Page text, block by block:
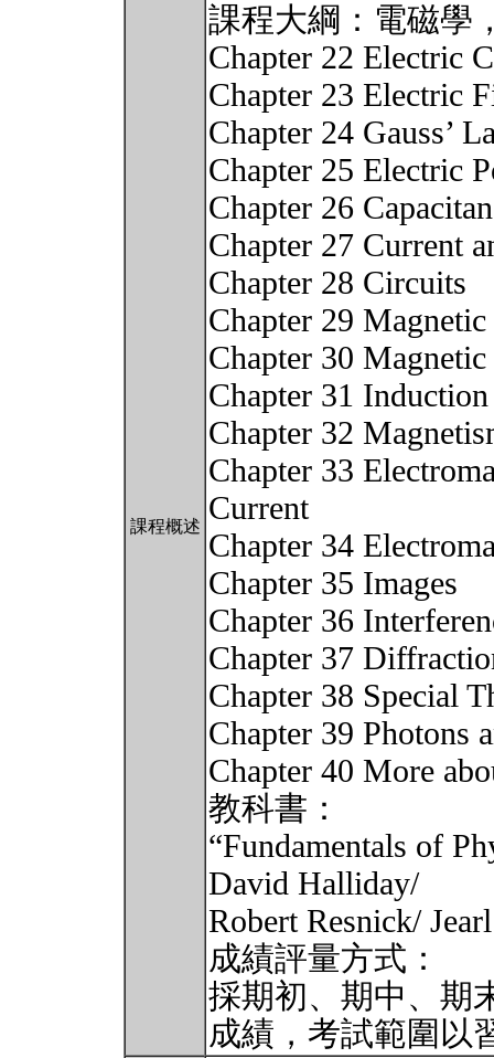
課程概述
課程大綱：電磁學
Chapter 22 Electric
Chapter 23 Electric
Chapter 24 Gauss’
Chapter 25 Electric
Chapter 26
Chapter 27 Current
Chapter 28 Circuits
Chapter 29
Chapter 30
Chapter 31
Chapter 32
Chapter 33
Current
Chapter 34
Chapter 35 Images
Chapter 36
Chapter 37
Chapter 38 Special
Chapter 39 Photons
Chapter 40 More
教科書：
“Fundamentals of
David Halliday/
Robert Resnick/
成績評量方式：
採期初、期中、期
成績，考試範圍以